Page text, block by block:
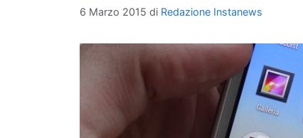
6 Marzo 2015 di Redazione Instanews